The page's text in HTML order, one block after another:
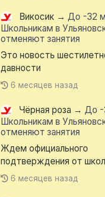
Викосик → До -32
Школьникам в
отменяют занятия
Это новость
давности
6 месяцев назад
Чёрная роза → До -
Школьникам в
отменяют занятия
Ждем официального
подтверждения от
6 месяцев назад